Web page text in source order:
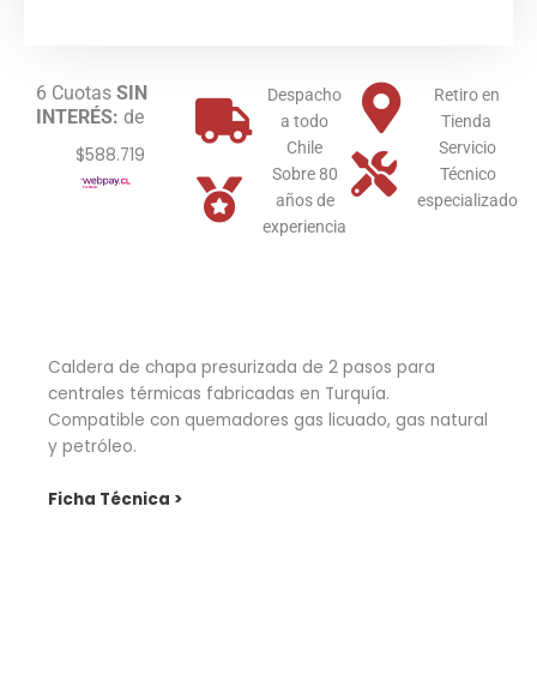
6
Bar
cantidad
6 Cuotas SIN
INTERÉS: de
$588.719
Despacho
a todo
Chile
Sobre 80
años de
experiencia
Retiro en
Tienda
Servicio
Técnico
especializado
Caldera de chapa presurizada de 2 pasos para
centrales térmicas fabricadas en Turquía.
Compatible con quemadores gas licuado, gas natural
y petróleo.
Ficha Técnica >